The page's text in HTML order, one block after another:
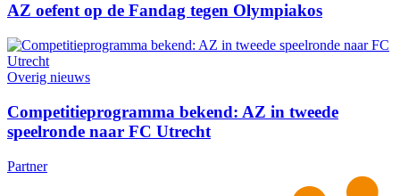
AZ oefent op de Fandag tegen Olympiakos
Overig nieuws
Competitieprogramma bekend: AZ in tweede
speelronde naar FC Utrecht
Partner